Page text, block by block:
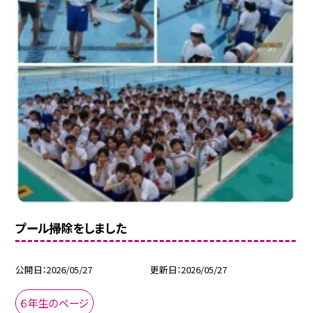
プール掃除をしました
公開日 2026/05/27 更新日 2026/05/27
６年生のページ